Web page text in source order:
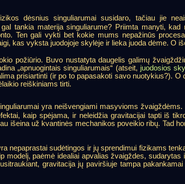
dėsnius singuliarumai susidaro, tačiau jie
tankia materija singuliarume? Priimta manyti, kad
Ten gali vykti bet kokie mums nepažinūs
kas vyksta juodojoje skylėje ir lieka juoda dėme. O
požiūrio. Buvo nustatyta daugelis galimų
„apnuogintais singuliarumais“ (atseit, juodosios
prisiartinti (ir po to papasakoti savo nuotykius?).
reiškiniams tirti.
yra neišvengiami masyvioms
kaip spėjama, ir neleidžia gravitacijai tapti iš
išeina už kvantinės mechanikos poveikio ribų. Tad
nepaprastai sudėtingos ir jų sprendimui fizikams
modelį, paėmė idealiai apvalias žvaigždes,
gravitacija jų paviršiuje tampa